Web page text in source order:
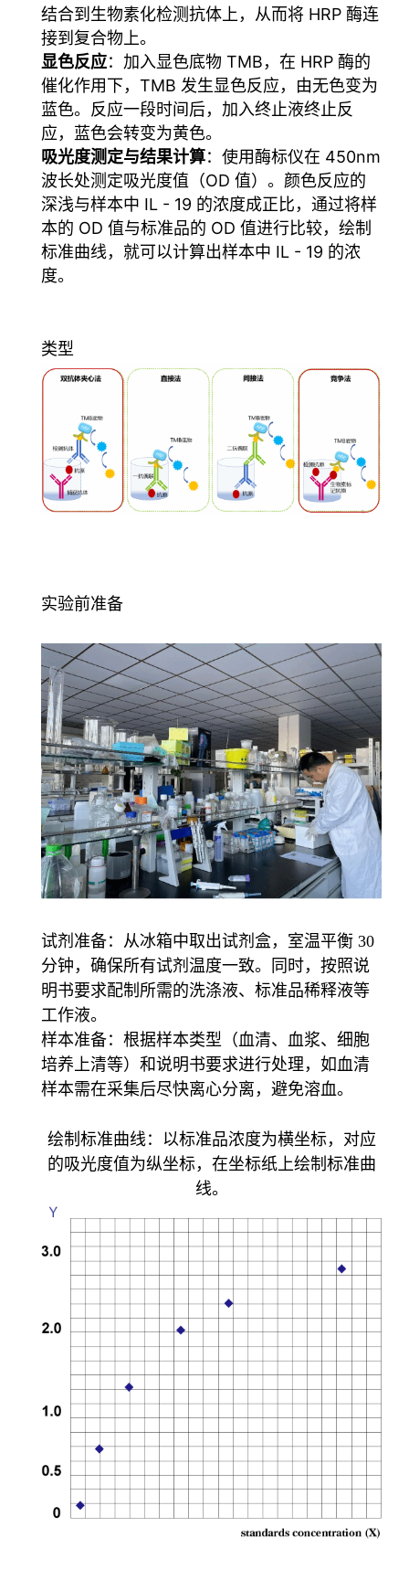
结合到生物素化检测抗体上，从而将 HRP 酶连
接到复合物上。
显色反应：加入显色底物 TMB，在 HRP 酶的
催化作用下，TMB 发生显色反应，由无色变为
蓝色。反应一段时间后，加入终止液终止反
应，蓝色会转变为黄色。
吸光度测定与结果计算：使用酶标仪在 450nm
波长处测定吸光度值（OD 值）。颜色反应的
深浅与样本中 IL - 19 的浓度成正比，通过将样
本的 OD 值与标准品的 OD 值进行比较，绘制
标准曲线，就可以计算出样本中 IL - 19 的浓
度。
类型
实验前准备
试剂准备：从冰箱中取出试剂盒，室温平衡 30
分钟，确保所有试剂温度一致。同时，按照说
明书要求配制所需的洗涤液、标准品稀释液等
工作液。
样本准备：根据样本类型（血清、血浆、细胞
培养上清等）和说明书要求进行处理，如血清
样本需在采集后尽快离心分离，避免溶血。
绘制标准曲线：以标准品浓度为横坐标，对应
的吸光度值为纵坐标，在坐标纸上绘制标准曲
线。